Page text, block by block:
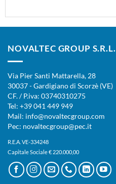
NOVALTEC GROUP S.R.L.
Via Pier Santi Mattarella, 28
30037 - Gardigiano di Scorzè (VE)
CF. / P.iva: 03740310275
Tel: +39 041 449 949
Mail: info@novaltecgroup.com
Pec: novaltecgroup@pec.it
R.E.A. VE-334248
Capitale Sociale € 220.000,00